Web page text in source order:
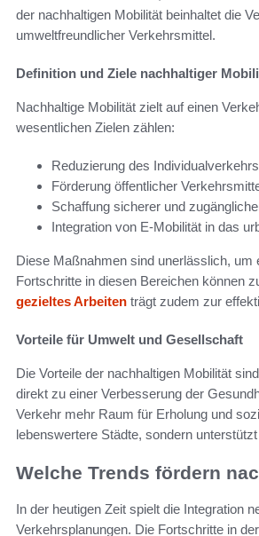
der nachhaltigen Mobilität beinhaltet die
umweltfreundlicher Verkehrsmittel.
Definition und Ziele nachhaltiger
Nachhaltige Mobilität zielt auf einen
wesentlichen Zielen zählen:
Reduzierung des Individualverkehrs
Förderung öffentlicher
Schaffung sicherer und
Integration von E-Mobilität in das
Diese Maßnahmen sind unerlässlich,
Fortschritte in diesen Bereichen können
gezieltes Arbeiten trägt zudem zur
Vorteile für Umwelt und Gesellschaft
Die Vorteile der nachhaltigen Mobilität
direkt zu einer Verbesserung der
Verkehr mehr Raum für Erholung und
lebenswertere Städte, sondern
Welche Trends fördern
In der heutigen Zeit spielt die Integration
Verkehrsplanungen. Die Fortschritte in